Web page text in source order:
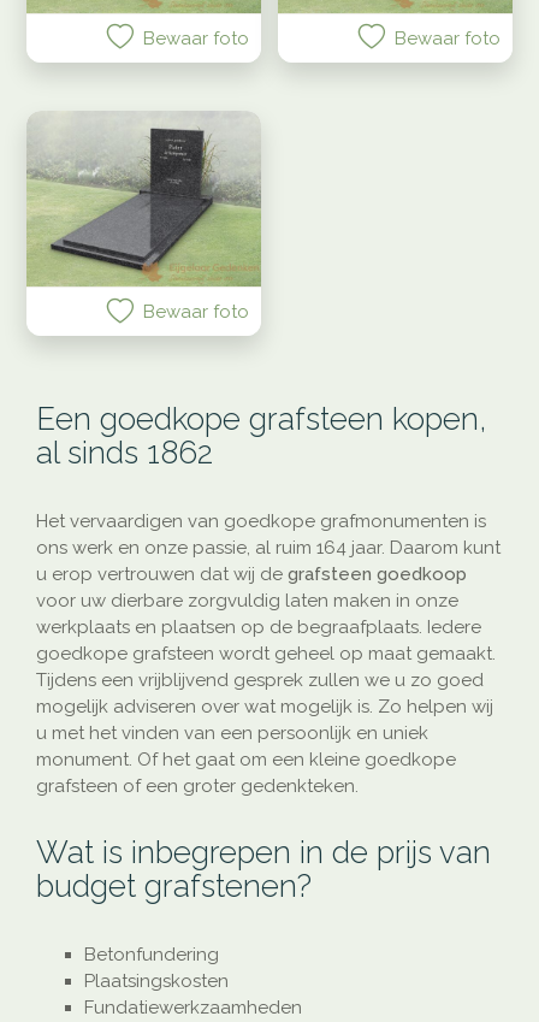
Bewaar foto Bewaar foto
Bewaar foto
Een goedkope grafsteen kopen,
al sinds 1862
Het vervaardigen van goedkope grafmonumenten is
ons werk en onze passie, al ruim 164 jaar. Daarom kunt
u erop vertrouwen dat wij de grafsteen goedkoop
voor uw dierbare zorgvuldig laten maken in onze
werkplaats en plaatsen op de begraafplaats. Iedere
goedkope grafsteen wordt geheel op maat gemaakt.
Tijdens een vrijblijvend gesprek zullen we u zo goed
mogelijk adviseren over wat mogelijk is. Zo helpen wij
u met het vinden van een persoonlijk en uniek
monument. Of het gaat om een kleine goedkope
grafsteen of een groter gedenkteken.
Wat is inbegrepen in de prijs van
budget grafstenen?
Betonfundering
Plaatsingskosten
Fundatiewerkzaamheden